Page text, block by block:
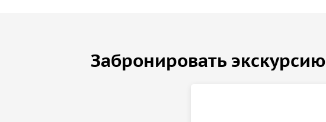
Забронировать экскурсию